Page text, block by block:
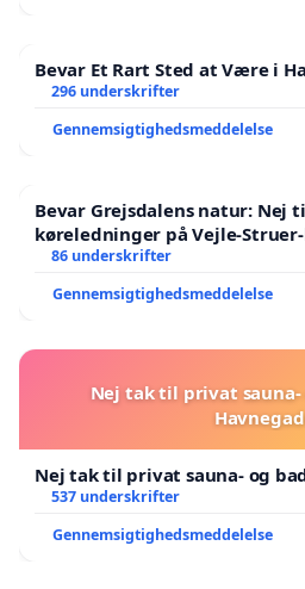
Bevar Et Rart Sted at Være i
296 underskrifter
Gennemsigtighedsmeddelelse
Bevar Grejsdalens natur: Nej
køreledninger på Vejle-
86 underskrifter
Gennemsigtighedsmeddelelse
Nej tak til privat
Nej tak til privat sauna- og
537 underskrifter
Gennemsigtighedsmeddelelse